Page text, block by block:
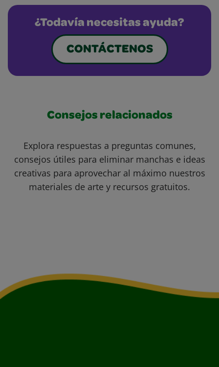
¿Todavía necesitas ayuda?
CONTÁCTENOS
Consejos relacionados
Explora respuestas a preguntas comunes,
consejos útiles para eliminar manchas e ideas
creativas para aprovechar al máximo nuestros
materiales de arte y recursos gratuitos.